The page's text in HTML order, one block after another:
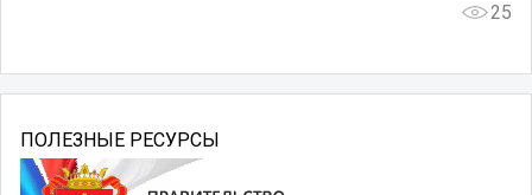
25
ПОЛЕЗНЫЕ РЕСУРСЫ